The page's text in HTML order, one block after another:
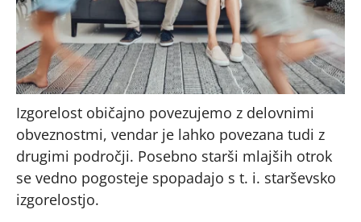
Izgorelost običajno povezujemo z delovnimi
obveznostmi, vendar je lahko povezana tudi z
drugimi področji. Posebno starši mlajših otrok
se vedno pogosteje spopadajo s t. i. starševsko
izgorelostjo.